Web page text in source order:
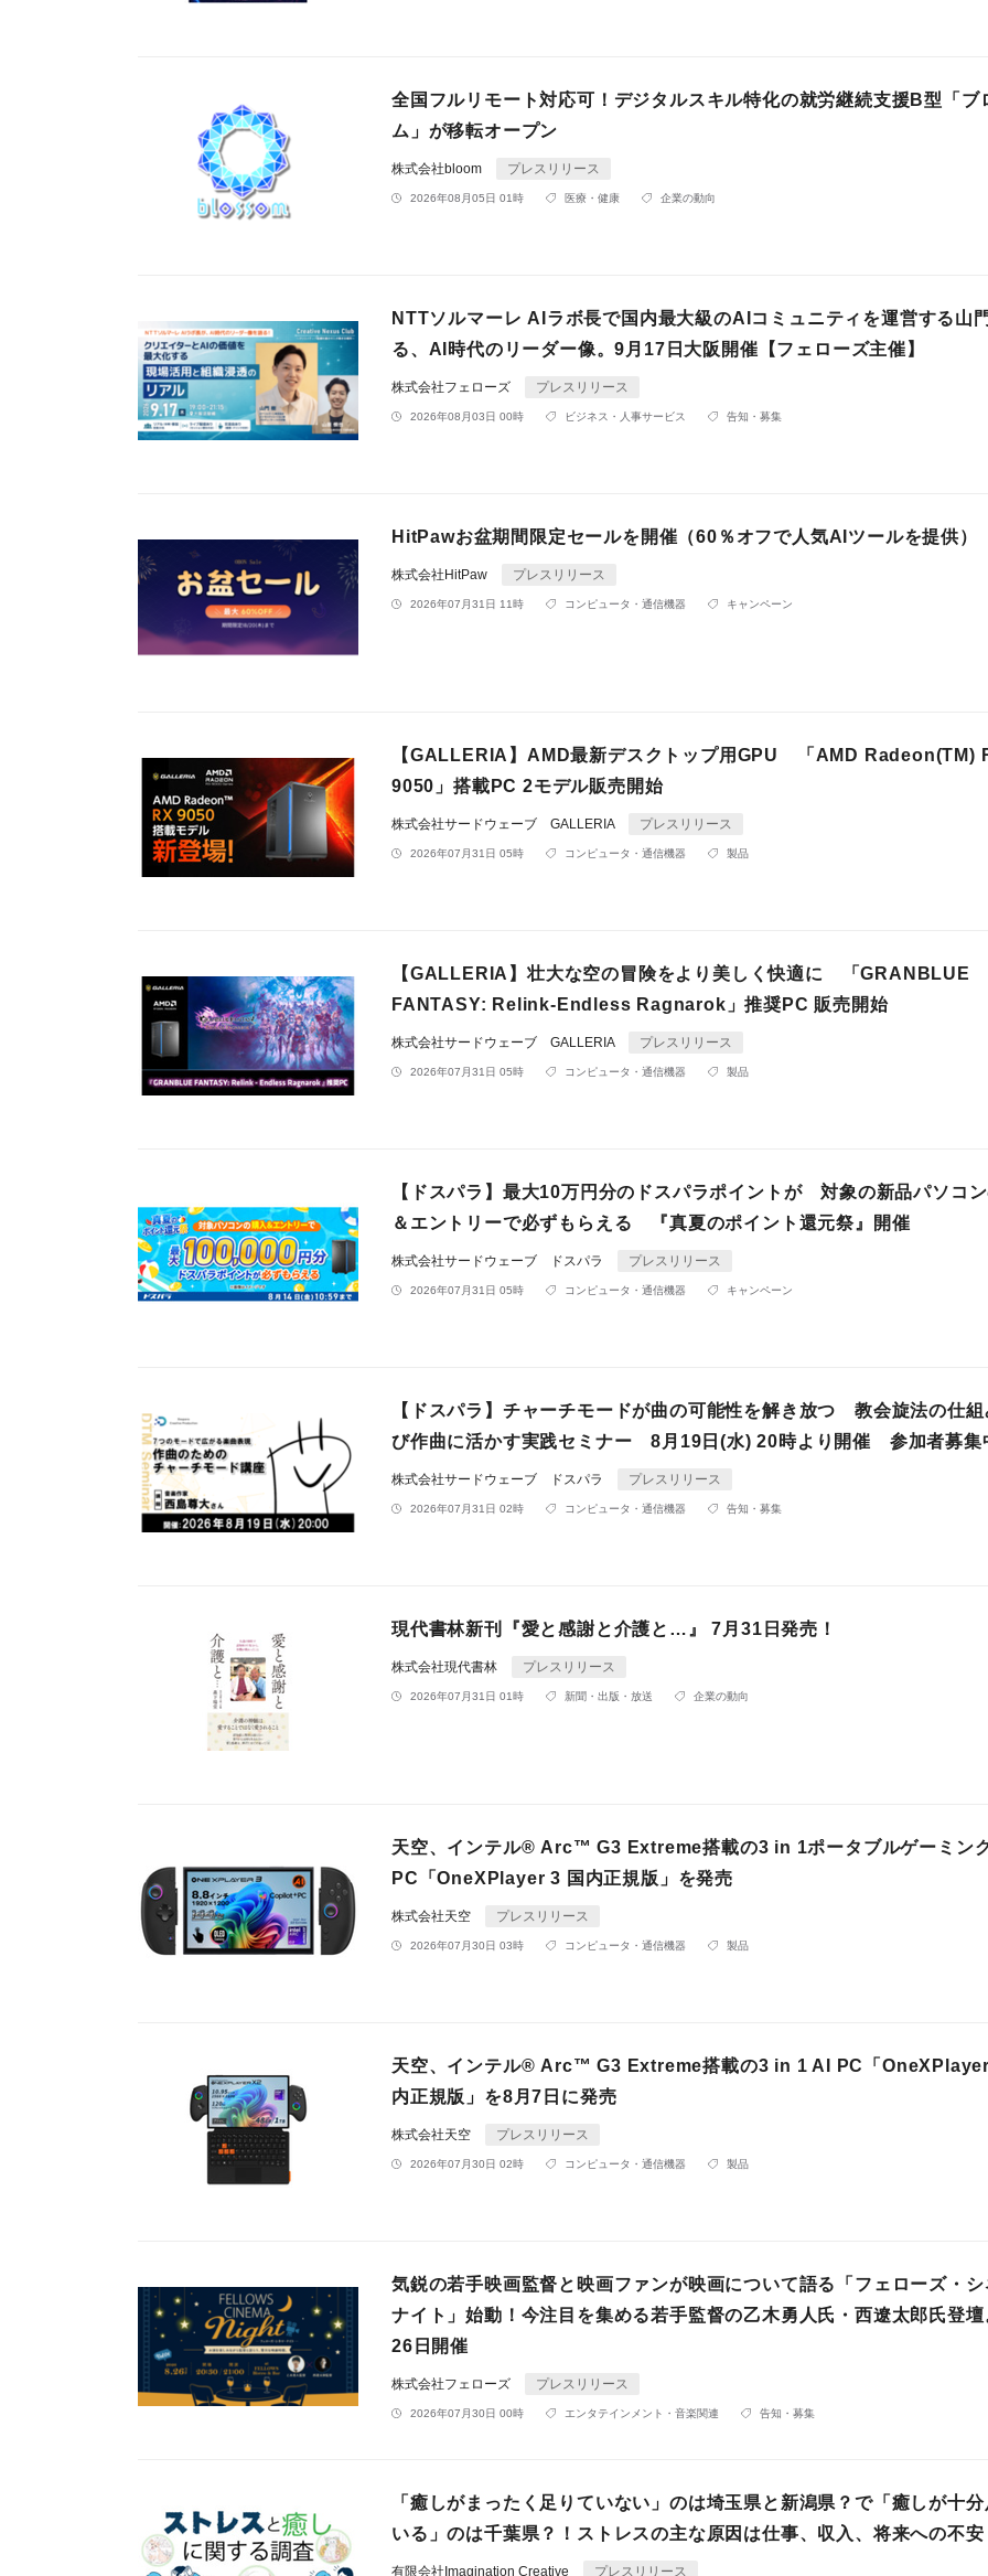
全国フルリモート対応可！デジタルスキル特化の就労継続支援B型「ブ
ム」が移転オープン
株式会社bloom プレスリリース
2026年08月05日 01時 医療・健康 企業の動向
NTTソルマーレ AIラボ長で国内最大級のAIコミュニティを運営する山
る、AI時代のリーダー像。9月17日大阪開催【フェローズ主催】
株式会社フェローズ プレスリリース
2026年08月03日 00時 ビジネス・人事サービス 告知・募集
HitPawお盆期間限定セールを開催（60％オフで人気AIツールを提供）
株式会社HitPaw プレスリリース
2026年07月31日 11時 コンピュータ・通信機器 キャンペーン
【GALLERIA】AMD最新デスクトップ用GPU 「AMD Radeon(TM)
9050」搭載PC 2モデル販売開始
株式会社サードウェーブ GALLERIA プレスリリース
2026年07月31日 05時 コンピュータ・通信機器 製品
【GALLERIA】壮大な空の冒険をより美しく快適に 「GRANBLUE
FANTASY: Relink-Endless Ragnarok」推奨PC 販売開始
株式会社サードウェーブ GALLERIA プレスリリース
2026年07月31日 05時 コンピュータ・通信機器 製品
【ドスパラ】最大10万円分のドスパラポイントが 対象の新品パソコ
＆エントリーで必ずもらえる 『真夏のポイント還元祭』開催
株式会社サードウェーブ ドスパラ プレスリリース
2026年07月31日 05時 コンピュータ・通信機器 キャンペーン
【ドスパラ】チャーチモードが曲の可能性を解き放つ 教会旋法の仕組
び作曲に活かす実践セミナー 8月19日(水) 20時より開催 参加者募集
株式会社サードウェーブ ドスパラ プレスリリース
2026年07月31日 02時 コンピュータ・通信機器 告知・募集
現代書林新刊『愛と感謝と介護と…』 7月31日発売！
株式会社現代書林 プレスリリース
2026年07月31日 01時 新聞・出版・放送 企業の動向
天空、インテル® Arc™ G3 Extreme搭載の3 in 1ポータブルゲーミン
PC「OneXPlayer 3 国内正規版」を発売
株式会社天空 プレスリリース
2026年07月30日 03時 コンピュータ・通信機器 製品
天空、インテル® Arc™ G3 Extreme搭載の3 in 1 AI PC「
内正規版」を8月7日に発売
株式会社天空 プレスリリース
2026年07月30日 02時 コンピュータ・通信機器 製品
気鋭の若手映画監督と映画ファンが映画について語る「フェローズ・
ナイト」始動！今注目を集める若手監督の乙木勇人氏・西遼太郎氏登
26日開催
株式会社フェローズ プレスリリース
2026年07月30日 00時 エンタテインメント・音楽関連 告知・募集
「癒しがまったく足りていない」のは埼玉県と新潟県？で「癒しが十
いる」のは千葉県？！ストレスの主な原因は仕事、収入、将来への不安
有限会社Imagination Creative プレスリリース